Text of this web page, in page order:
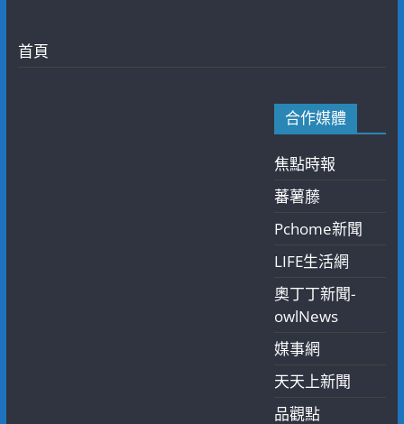
首頁
合作媒體
焦點時報
蕃薯藤
Pchome新聞
LIFE生活網
奧丁丁新聞-
owlNews
媒事網
天天上新聞
品觀點